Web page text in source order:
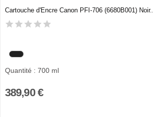
Cartouche d'Encre Canon PFI-706 (6680B001) Noir...
Quantité : 700 ml
389,90 €